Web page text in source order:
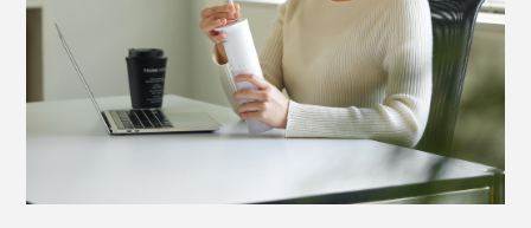
歯磨きやフロスでは届きにくかった、奥歯の奥、矯正器
具のまわり、歯と歯肉のあいだにある「歯周ポケット」
の磨き残しを、ジェット水流がかき出してくれます。